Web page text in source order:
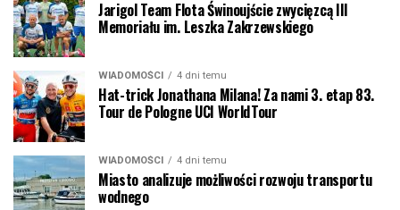
Jarigol Team Flota Świnoujście zwycięzcą III
Memoriału im. Leszka Zakrzewskiego
WIADOMOŚCI 4 dni temu
Hat-trick Jonathana Milana! Za nami 3. etap 83.
Tour de Pologne UCI WorldTour
WIADOMOŚCI 4 dni temu
Miasto analizuje możliwości rozwoju transportu
wodnego